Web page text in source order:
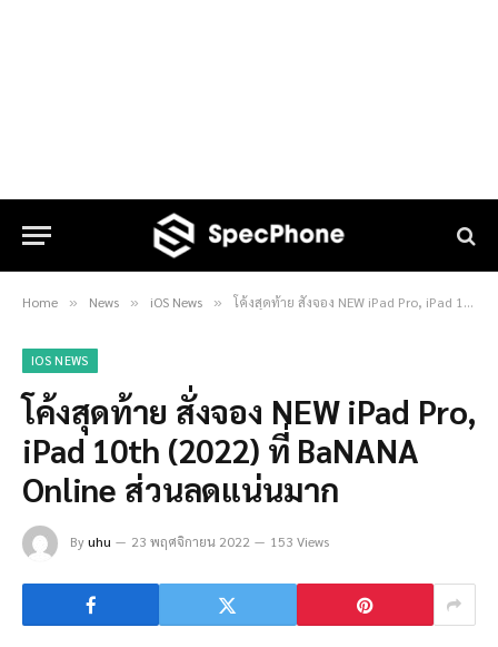
Home » News » iOS News » โค้งสุดท้าย สั่งจอง NEW iPad Pro, iPad 10th (2022) ที่ BaNANA Online ส่วนลดแน่นมาก
IOS NEWS
โค้งสุดท้าย สั่งจอง NEW iPad Pro,
iPad 10th (2022) ที่ BaNANA
Online ส่วนลดแน่นมาก
Byuhu 23 พฤศจิกายน 2022 153 Views